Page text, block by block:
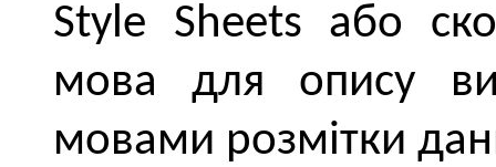
Style Sheets або
мова для опису
мовами розмітки